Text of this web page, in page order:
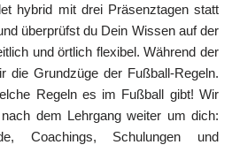
hybrid mit drei Präsenztagen statt
überprüfst du Dein Wissen auf der
und örtlich flexibel. Während der
die Grundzüge der Fußball-Regeln.
Regeln es im Fußball gibt! Wir
dem Lehrgang weiter um dich:
Coachings, Schulungen und